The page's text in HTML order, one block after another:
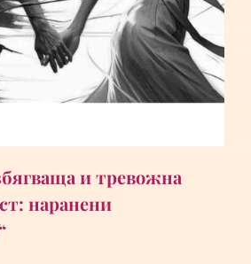
и тревожна
наранени